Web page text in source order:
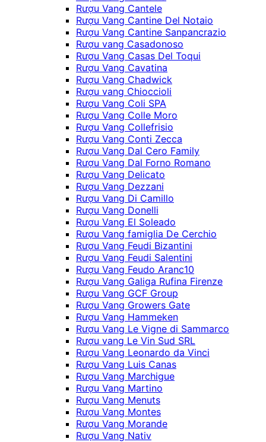
Rượu Vang Cantele
Rượu Vang Cantine Del Notaio
Rượu Vang Cantine Sanpancrazio
Rượu vang Casadonoso
Rượu Vang Casas Del Toqui
Rượu Vang Cavatina
Rượu Vang Chadwick
Rượu vang Chioccioli
Rượu Vang Coli SPA
Rượu Vang Colle Moro
Rượu Vang Collefrisio
Rượu Vang Conti Zecca
Rượu Vang Dal Cero Family
Rượu Vang Dal Forno Romano
Rượu Vang Delicato
Rượu Vang Dezzani
Rượu Vang Di Camillo
Rượu Vang Donelli
Rượu Vang El Soleado
Rượu Vang famiglia De Cerchio
Rượu Vang Feudi Bizantini
Rượu Vang Feudi Salentini
Rượu Vang Feudo Aranc10
Rượu Vang Galiga Rufina Firenze
Rượu Vang GCF Group
Rượu Vang Growers Gate
Rượu Vang Hammeken
Rượu Vang Le Vigne di Sammarco
Rượu vang Le Vin Sud SRL
Rượu Vang Leonardo da Vinci
Rượu Vang Luis Canas
Rượu Vang Marchigue
Rượu Vang Martino
Rượu Vang Menuts
Rượu Vang Montes
Rượu Vang Morande
Rượu Vang Nativ